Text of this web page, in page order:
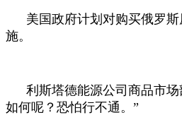
美国政府计划对购买俄罗
施。
利斯塔德能源公司商品市
如何呢？恐怕行不通。”